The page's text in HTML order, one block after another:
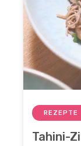
REZEPTE
Tahini-